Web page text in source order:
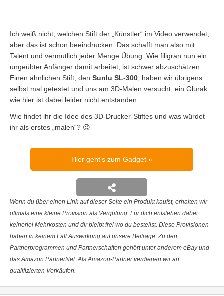
Ich weiß nicht, welchen Stift der „Künstler“ im Video verwendet,
aber das ist schon beeindrucken. Das schafft man also mit
Talent und vermutlich jeder Menge Übung. Wie filigran nun ein
ungeübter Anfänger damit arbeitet, ist schwer abzuschätzen.
Einen ähnlichen Stift, den Sunlu SL-300 , haben wir übrigens
selbst mal getestet und uns am 3D-Malen versucht; ein Glurak
wie hier ist dabei leider nicht entstanden.
Wie findet ihr die Idee des 3D-Drucker-Stiftes und was würdet
ihr als erstes „malen“? 😉
Hier geht's zum Gadget
Wenn du über einen Link auf dieser Seite ein Produkt kaufst, erhalten wir
oftmals eine kleine Provision als Vergütung. Für dich entstehen dabei
keinerlei Mehrkosten und dir bleibt frei wo du bestellst. Diese Provisionen
haben in keinem Fall Auswirkung auf unsere Beiträge. Zu den
Partnerprogrammen und Partnerschaften gehört unter anderem eBay und
das Amazon PartnerNet. Als Amazon-Partner verdienen wir an
qualifizierten Verkäufen.